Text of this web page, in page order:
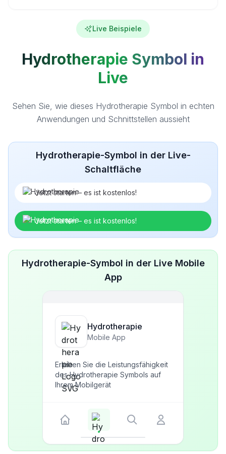
Live Beispiele
Hydrotherapie Symbol in
Live
Sehen Sie, wie dieses Hydrotherapie Symbol in echten
Anwendungen und Schnittstellen aussieht
Hydrotherapie-Symbol in der Live-
Schaltfläche
Jetzt starten – es ist kostenlos!
Jetzt starten – es ist kostenlos!
Hydrotherapie-Symbol in der Live Mobile
App
Hydrotherapie
Mobile App
Erleben Sie die Leistungsfähigkeit
des Hydrotherapie Symbols auf
Ihrem Mobilgerät